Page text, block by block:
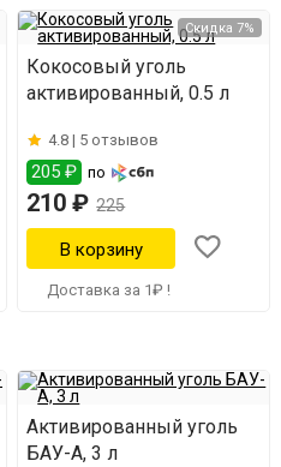
Скидка 7%
Кокосовый уголь
активированный, 0.5 л
4.8 | 5 отзывов
205 ₽ по
210 ₽ 225
Доставка за 1₽ !
Активированный уголь
БАУ-А, 3 л